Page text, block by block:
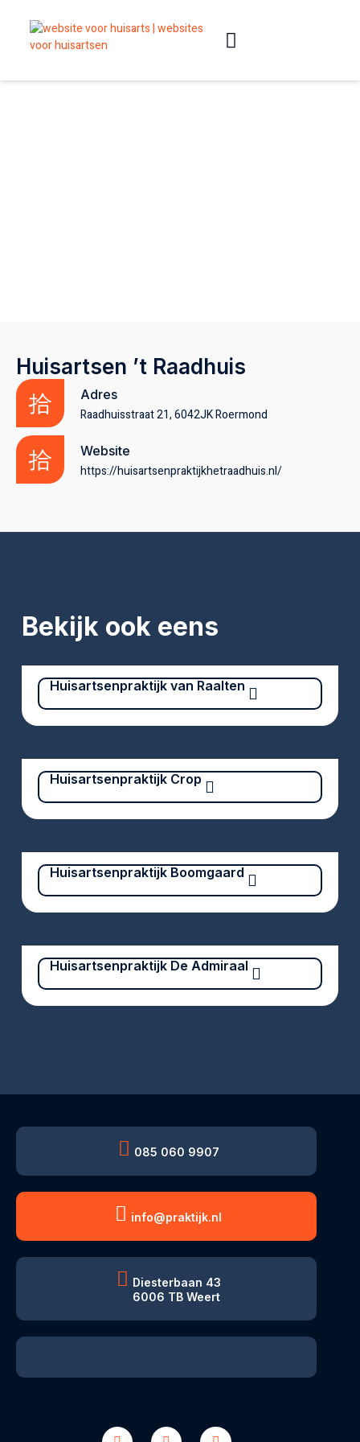
Huisartsen ’t Raadhuis
Adres
Raadhuisstraat 21, 6042JK Roermond
Website
https://huisartsenpraktijkhetraadhuis.nl/
Bekijk ook eens
Huisartsenpraktijk van Raalten
Huisartsenpraktijk Crop
Huisartsenpraktijk Boomgaard
Huisartsenpraktijk De Admiraal
085 060 9907
info@praktijk.nl
Diesterbaan 43
6006 TB Weert